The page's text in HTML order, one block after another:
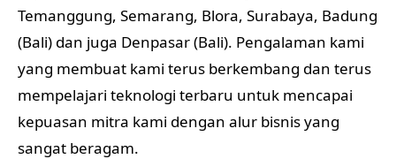
Temanggung, Semarang, Blora, Surabaya, Badung
(Bali) dan juga Denpasar (Bali). Pengalaman kami
yang membuat kami terus berkembang dan terus
mempelajari teknologi terbaru untuk mencapai
kepuasan mitra kami dengan alur bisnis yang
sangat beragam.